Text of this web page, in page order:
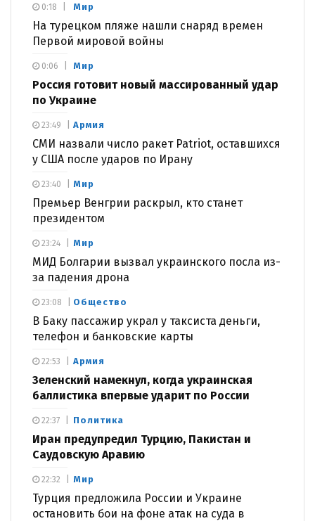
Мир
На турецком пляже нашли снаряд времен
Первой мировой войны
0:18
Мир
Россия готовит новый массированный удар
по Украине
0:06
Армия
СМИ назвали число ракет Patriot, оставшихся
у США после ударов по Ирану
23:49
Мир
Премьер Венгрии раскрыл, кто станет
президентом
23:40
Мир
МИД Болгарии вызвал украинского посла из-
за падения дрона
23:24
Общество
В Баку пассажир украл у таксиста деньги,
телефон и банковские карты
23:08
Армия
Зеленский намекнул, когда украинская
баллистика впервые ударит по России
22:53
Политика
Иран предупредил Турцию, Пакистан и
Саудовскую Аравию
22:37
Мир
Турция предложила России и Украине
остановить бои на фоне атак на суда в
22:32